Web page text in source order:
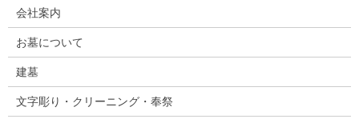
会社案内
お墓について
建墓
文字彫り・クリーニング・奉祭